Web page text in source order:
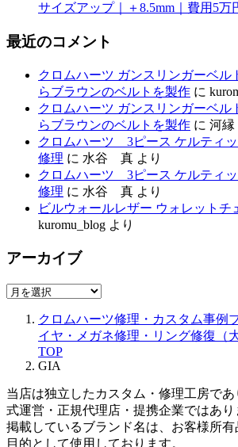
サイズアップ｜＋8.5mm｜費用5万
最近のコメント
クロムハーツ ガンスリンガーベル
らブラウンのベルトを製作 に
クロムハーツ ガンスリンガーベル
らブラウンのベルトを製作 に 河
クロムハーツ 3ピース ケルティ
修理 に 水谷 真 より
クロムハーツ 3ピース ケルティ
修理 に 水谷 真 より
ビルウォールレザー ウォレットチ
kuromu_blog より
アーカイブ
ア
クロムハーツ修理・カスタム事例
イヤ・メガネ修理・リング修復（
TOP
GIA
当店は独立したカスタム・修理工房で
式運営・正規代理店・提携企業ではあり
掲載しているブランド名は、お客様所
目的として使用しております。